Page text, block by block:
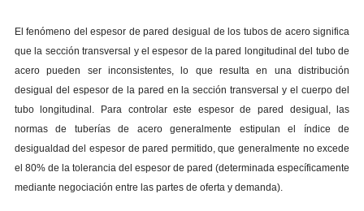
El fenómeno del espesor de pared desigual de los tubos de acero significa
que la sección transversal y el espesor de la pared longitudinal del tubo de
acero pueden ser inconsistentes, lo que resulta en una distribución
desigual del espesor de la pared en la sección transversal y el cuerpo del
tubo longitudinal. Para controlar este espesor de pared desigual, las
normas de tuberías de acero generalmente estipulan el índice de
desigualdad del espesor de pared permitido, que generalmente no excede
el 80% de la tolerancia del espesor de pared (determinada específicamente
mediante negociación entre las partes de oferta y demanda).